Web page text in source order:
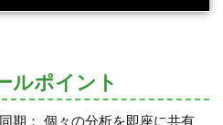
ルポイント
期： 個々の分析を即座に共有